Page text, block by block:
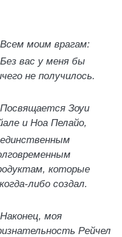
Всем моим врагам:
Без вас у меня бы
не получилось.
Посвящается Зоуи
и Ноа Пелайо,
единственным
которые
либо создал.
Наконец, моя
Рейчел